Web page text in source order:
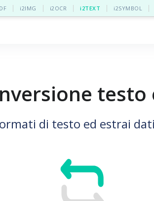
i2IMG i2OCR i2TEXT i2SYMBOL
testo
di testo ed estrai